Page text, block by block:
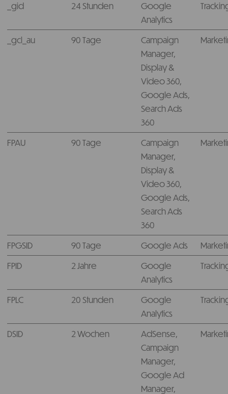
_gid 24 Stunden
Google
Analytics
_gcl_au 90 Tage
Campaign
Manager,
Display &
Video 360,
Google Ads,
Search Ads
360
FPAU 90 Tage
Campaign
Manager,
Display &
Video 360,
Google Ads,
Search Ads
360
FPGSID 90 Tage Google Ads
FPID
2 Jahre
Google
Analytics
FPLC 20 Stunden
Google
Analytics
DSID 2 Wochen
AdSense,
Campaign
Manager,
Google Ad
Manager,